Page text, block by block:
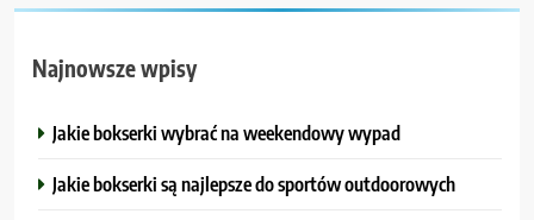
Najnowsze wpisy
Jakie bokserki wybrać na weekendowy wypad
Jakie bokserki są najlepsze do sportów outdoorowych